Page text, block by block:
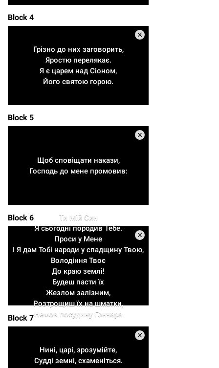
Block 4
Грізно до них заговорить,
Яростю перелякає.
Я є царем над Сіоном,
Його святою горою.
Block 5
Щоб сповіщати накази,
Господь до мене промовив:
Block 6
Ти Мій Син
Я сьогодні породив Тебе.
Проси у Мене
І Я дам Тобі народи у спадщину Твою,
Володіння Твоє
До краю землі!
Будеш пасти їх
Жезлом залізним,
Розтрощиш їх на шматки,
Немов посудину Гончара
Block 7
Нині, царі, зрозумійте,
Судді земні, схаменіться.